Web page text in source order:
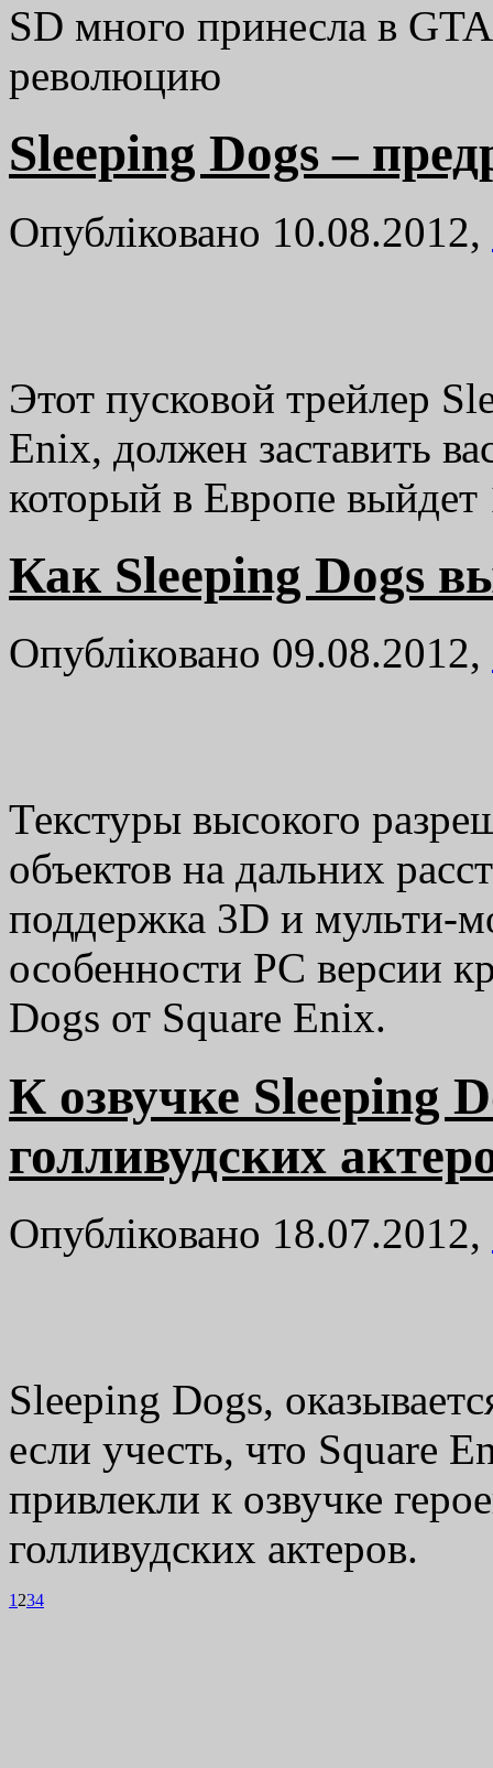
SD много принесла в
революцию
Sleeping Dogs –
Опубліковано 10.08.2012,
Этот пусковой трейлер
Enix, должен заставить
который в Европе выйдет
Как Sleeping Dogs
Опубліковано 09.08.2012,
Текстуры высокого
объектов на дальних
поддержка 3D и мульти-
особенности PC версии
Dogs от Square Enix.
К озвучке Sleeping
голливудских
Опубліковано 18.07.2012,
Sleeping Dogs,
если учесть, что Square
привлекли к озвучке
голливудских актеров.
1 234